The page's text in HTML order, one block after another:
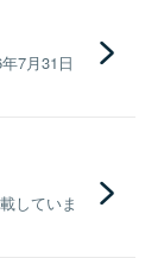
7月31日
していま